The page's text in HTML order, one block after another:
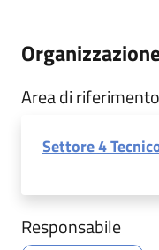
Area di riferimento
Settore 4
Responsabile